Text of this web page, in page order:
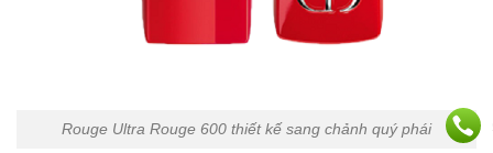
Rouge Ultra Rouge 600 thiết kế sang chảnh quý phái